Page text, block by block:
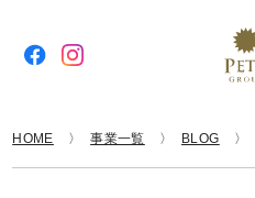
HOME 事業一覧 BLOG